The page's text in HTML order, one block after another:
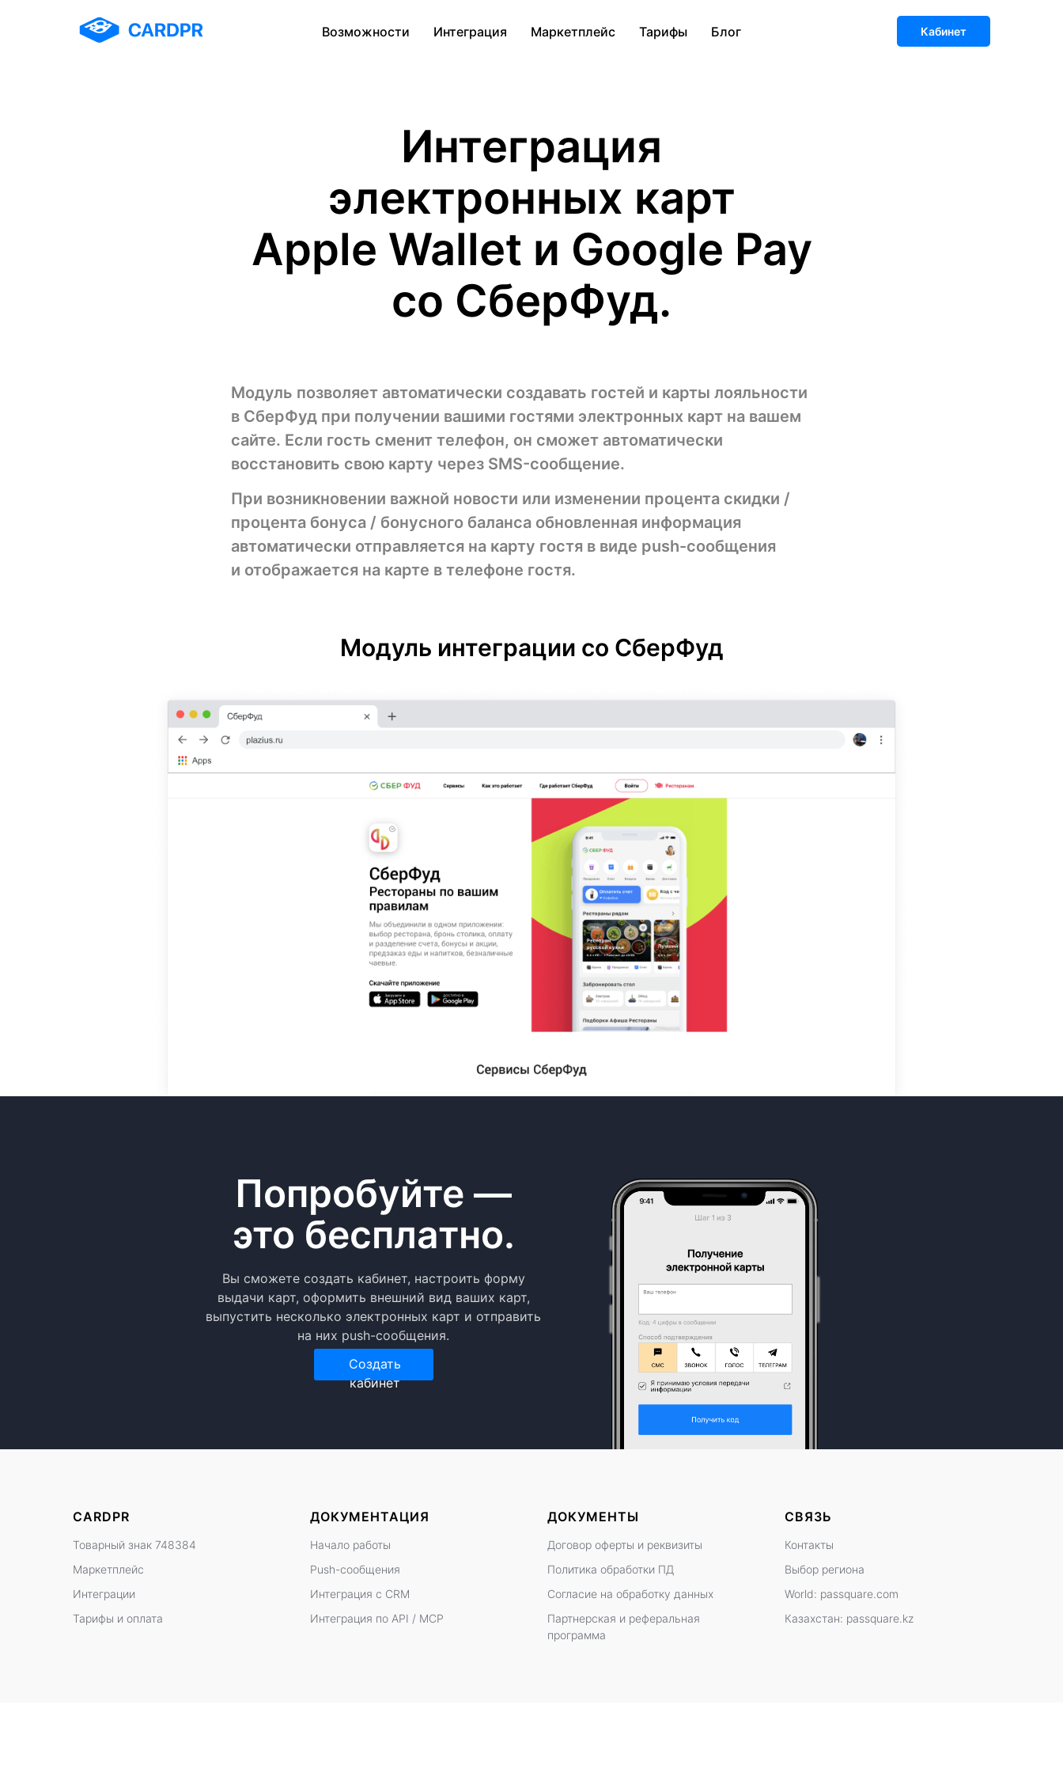
Возможности Интеграция Маркетплейс Тарифы Блог Кабинет
Интеграция
электронных карт
Apple Wallet и Google Pay
со СберФуд.
Модуль позволяет автоматически создавать гостей и карты лояльности
в СберФуд при получении вашими гостями электронных карт на вашем
сайте. Если гость сменит телефон, он сможет автоматически
восстановить свою карту через SMS-сообщение.
При возникновении важной новости или изменении процента скидки /
процента бонуса / бонусного баланса обновленная информация
автоматически отправляется на карту гостя в виде push-сообщения
и отображается на карте в телефоне гостя.
Модуль интеграции со СберФуд
Попробуйте —
это бесплатно.
Вы сможете создать кабинет, настроить форму
выдачи карт, оформить внешний вид ваших карт,
выпустить несколько электронных карт и отправить
на них push-сообщения.
Создать
кабинет
CARDPR
Товарный знак 748384
Маркетплейс
Интеграции
Тарифы и оплата
ДОКУМЕНТАЦИЯ
Начало работы
Push-сообщения
Интеграция с CRM
Интеграция по API / MCP
ДОКУМЕНТЫ
Договор оферты и реквизиты
Политика обработки ПД
Согласие на обработку данных
Партнерская и реферальная
программа
СВЯЗЬ
Контакты
Выбор региона
World: passquare.com
Казахстан: passquare.kz